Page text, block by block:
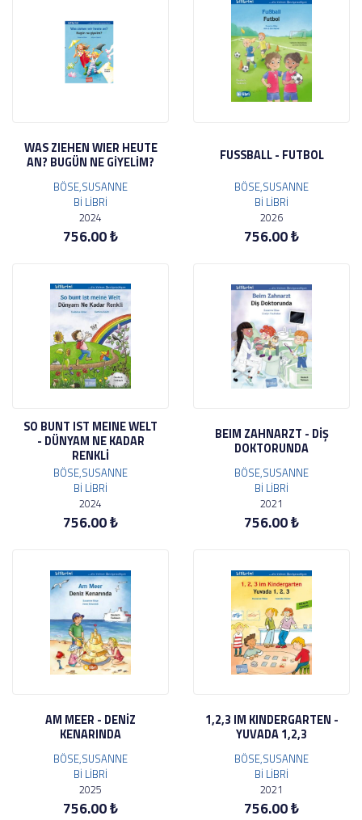
WAS ZIEHEN WIER HEUTE
AN? BUGÜN NE GİYELİM?
BÖSE,SUSANNE
Bİ LİBRİ
2024
756.00 ₺
FUSSBALL - FUTBOL
BÖSE,SUSANNE
Bİ LİBRİ
2026
756.00 ₺
SO BUNT IST MEINE WELT
- DÜNYAM NE KADAR
RENKLİ
BÖSE,SUSANNE
Bİ LİBRİ
2024
756.00 ₺
BEIM ZAHNARZT - DİŞ
DOKTORUNDA
BÖSE,SUSANNE
Bİ LİBRİ
2021
756.00 ₺
AM MEER - DENİZ
KENARINDA
BÖSE,SUSANNE
Bİ LİBRİ
2025
756.00 ₺
1,2,3 IM KINDERGARTEN -
YUVADA 1,2,3
BÖSE,SUSANNE
Bİ LİBRİ
2021
756.00 ₺